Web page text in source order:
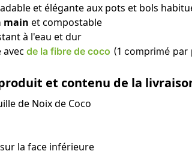
et élégante aux pots et bols
main et compostable
à l'eau et dur
de la fibre de coco (1 comprimé par
et contenu de la
de Noix de Coco
la face inférieure